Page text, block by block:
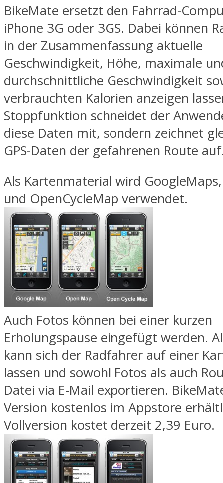
BikeMate ersetzt den Fahrrad-
iPhone 3G oder 3GS. Dabei können
in der Zusammenfassung aktuelle
Geschwindigkeit, Höhe, maximale
durchschnittliche Geschwindigkeit
verbrauchten Kalorien anzeigen
Stoppfunktion schneidet der
diese Daten mit, sondern zeichnet
GPS-Daten der gefahrenen Route
Als Kartenmaterial wird
und OpenCycleMap verwendet.
Auch Fotos können bei einer kurzen
Erholungspause eingefügt werden.
kann sich der Radfahrer auf einer
lassen und sowohl Fotos als auch
Datei via E-Mail exportieren.
Version kostenlos im Appstore
Vollversion kostet derzeit 2,39 Euro.